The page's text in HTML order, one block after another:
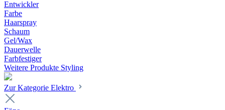
Entwickler
Farbe
Haarspray
Schaum
Gel/Wax
Dauerwelle
Farbfestiger
Weitere Produkte Styling
Zur Kategorie Elektro